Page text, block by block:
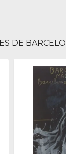
DE BARCELO